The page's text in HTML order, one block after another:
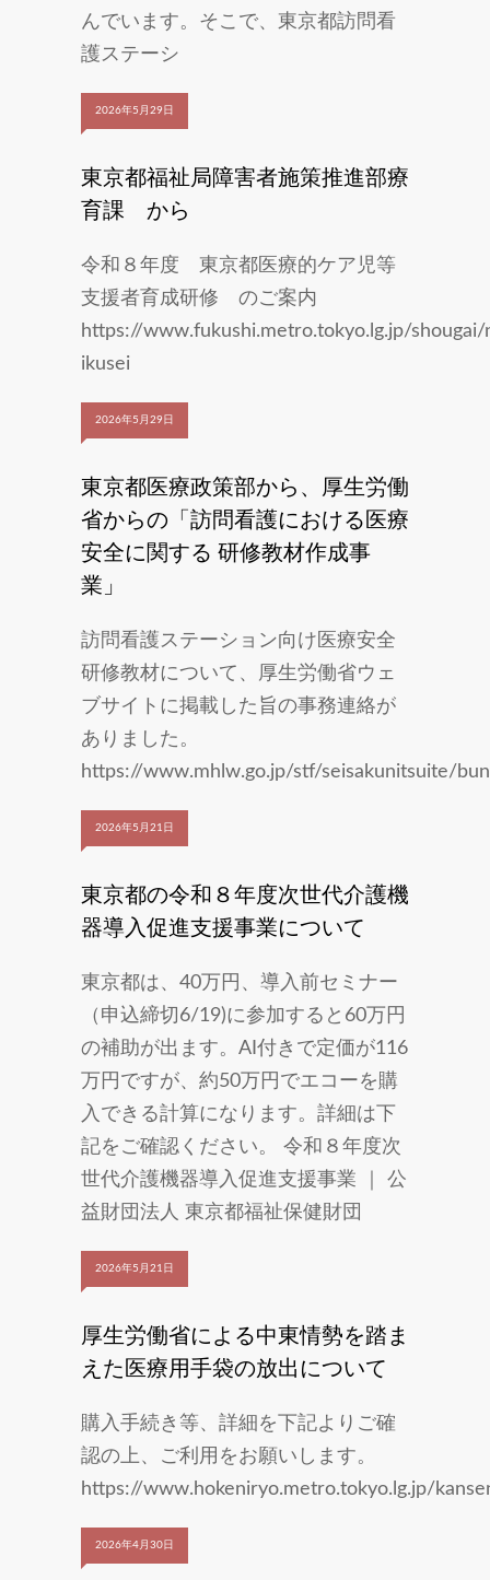
んでいます。そこで、東京都訪問看
護ステーシ
2026年5月29日
東京都福祉局障害者施策推進部療
育課 から
令和８年度 東京都医療的ケア児等
支援者育成研修 のご案内
https://www.fukushi.metro.tokyo.lg.jp/
ikusei
2026年5月29日
東京都医療政策部から、厚生労働
省からの「訪問看護における医療
安全に関する 研修教材作成事
業」
訪問看護ステーション向け医療安全
研修教材について、厚生労働省ウェ
ブサイトに掲載した旨の事務連絡が
ありました。
https://www.mhlw.go.jp/stf/seisakunitsuite/
2026年5月21日
東京都の令和８年度次世代介護機
器導入促進支援事業について
東京都は、40万円、導入前セミナー
（申込締切6/19)に参加すると60万円
の補助が出ます。AI付きで定価が116
万円ですが、約50万円でエコーを購
入できる計算になります。詳細は下
記をご確認ください。 令和８年度次
世代介護機器導入促進支援事業 ｜ 公
益財団法人 東京都福祉保健財団
2026年5月21日
厚生労働省による中東情勢を踏ま
えた医療用手袋の放出について
購入手続き等、詳細を下記よりご確
認の上、ご利用をお願いします。
https://www.hokeniryo.metro.tokyo.lg.jp/
2026年4月30日